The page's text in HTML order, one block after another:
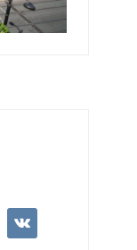
vkontakte